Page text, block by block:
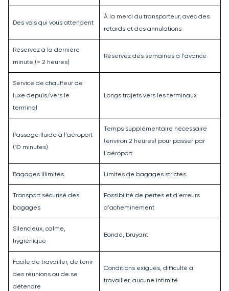
Des vols qui vous attendent
À la merci du transporteur, avec des
retards et des annulations
Réservez à la dernière
minute (> 2 heures)
Réservez des semaines à l'avance
Service de chauffeur de
luxe depuis/vers le
terminal
Longs trajets vers les terminaux
Passage fluide à l'aéroport
(10 minutes)
Temps supplémentaire nécessaire
(environ 2 heures) pour passer par
l'aéroport
Bagages illimités Limites de bagages strictes
Transport sécurisé des
bagages
Possibilité de pertes et d'erreurs
d'acheminement
Silencieux, calme,
hygiénique
Bondé, bruyant
Facile de travailler, de tenir
des réunions ou de se
détendre
Conditions exiguës, difficulté à
travailler, aucune intimité